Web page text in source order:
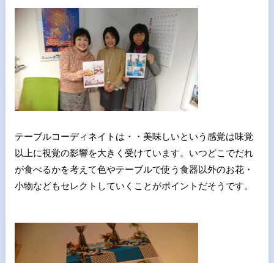
テーブルコーディネイトは・・美味しいという感覚は味覚
以上に視覚の影響を大きく受けています。いつどこでだれ
が食べるかを考えて色やテーブルで使う食器以外のお花・
小物などもセレクトしていくことがポイントだそうです。